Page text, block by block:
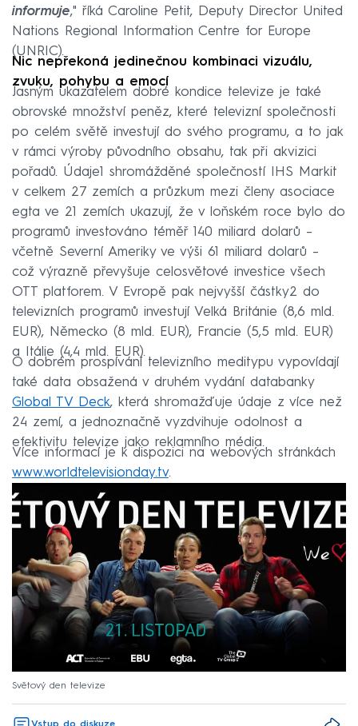
informuje," říká Caroline Petit, Deputy Director United
Nations Regional Information Centre for Europe
(UNRIC).
Nic nepřekoná jedinečnou kombinaci vizuálu,
zvuku, pohybu a emocí
Jasným ukazatelem dobré kondice televize je také
obrovské množství peněz, které televizní společnosti
po celém světě investují do svého programu, a to jak
v rámci výroby původního obsahu, tak při akvizici
pořadů. Údaje1 shromážděné společností IHS Markit
v celkem 27 zemích a průzkum mezi členy asociace
egta ve 21 zemích ukazují, že v loňském roce bylo do
programů investováno téměř 140 miliard dolarů –
včetně Severní Ameriky ve výši 61 miliard dolarů –
což výrazně převyšuje celosvětové investice všech
OTT platforem. V Evropě pak nejvyšší částky2 do
televizních programů investují Velká Británie (8,6 mld.
EUR), Německo (8 mld. EUR), Francie (5,5 mld. EUR)
a Itálie (4,4 mld. EUR).
O dobrém prospívání televizního meditypu vypovídají
také data obsažená v druhém vydání databanky
Global TV Deck, která shromažďuje údaje z více než
24 zemí, a jednoznačně vyzdvihuje odolnost a
efektivitu televize jako reklamního média.
Více informací je k dispozici na webových stránkách
www.worldtelevisionday.tv.
Světový den televize